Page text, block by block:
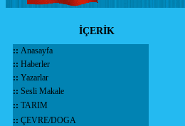
İÇERİK
:: Anasayfa
:: Haberler
:: Yazarlar
:: Sesli Makale
:: TARIM
:: ÇEVRE/DOGA